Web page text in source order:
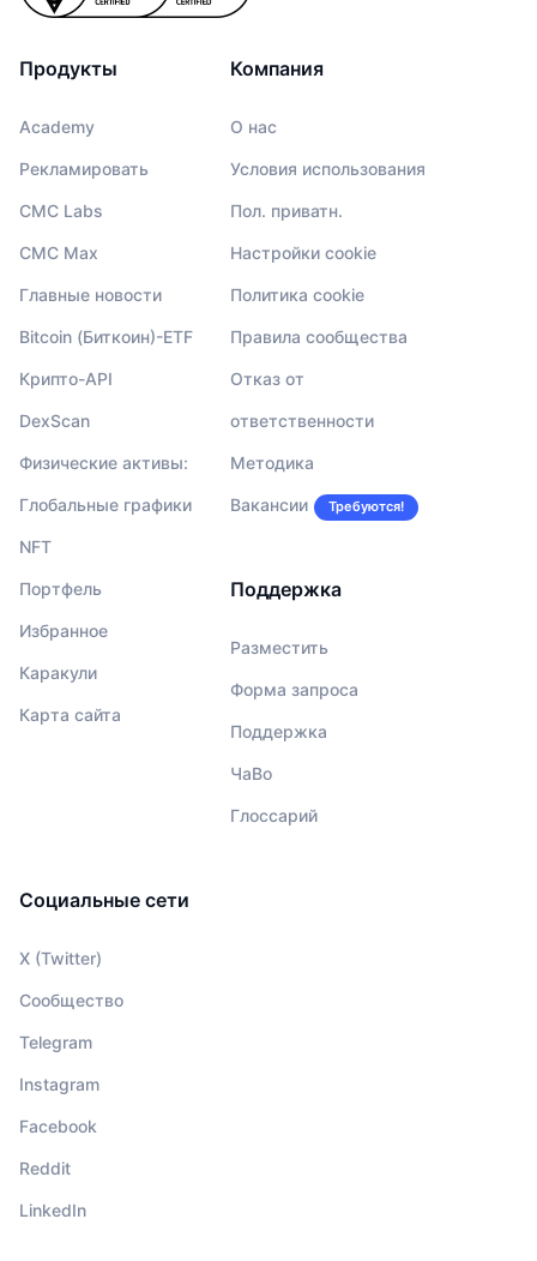
Продукты
Academy
Рекламировать
CMC Labs
CMC Max
Главные новости
Bitcoin (Биткоин)-ETF
Крипто-API
DexScan
Физические активы:
Глобальные графики
NFT
Портфель
Избранное
Каракули
Карта сайта
Компания
О нас
Условия использования
Пол. приватн.
Настройки cookie
Политика cookie
Правила сообщества
Отказ от
ответственности
Методика
Вакансии Требуются!
Поддержка
Разместить
Форма запроса
Поддержка
ЧаВо
Глоссарий
Социальные сети
X (Twitter)
Сообщество
Telegram
Instagram
Facebook
Reddit
LinkedIn